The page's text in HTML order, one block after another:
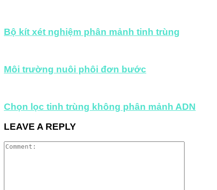
Bộ kít xét nghiệm phân mảnh tinh trùng
Môi trường nuôi phôi đơn bước
Chọn lọc tinh trùng không phân mảnh ADN
LEAVE A REPLY